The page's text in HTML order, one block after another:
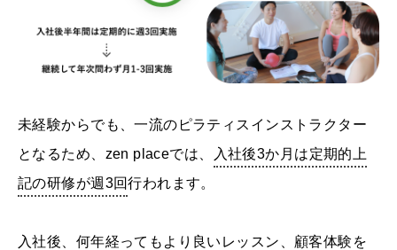
未経験からでも、一流のピラティスインストラクター
となるため、 zen placeでは、
入社後3か月は定期的上
記の研修が週3回行われます。
入社後、何年経ってもより良いレッスン、顧客体験を